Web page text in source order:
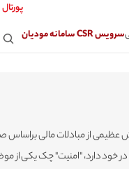
سرویس CSR سامانه مودیان
عظیمی از مبادلات مالی
در خود دارد، "امنیت" چک